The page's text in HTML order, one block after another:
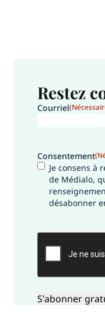
Restez
Courriel
Consentement
Je consens à
de Médialo,
désabonner
CAPTCHA